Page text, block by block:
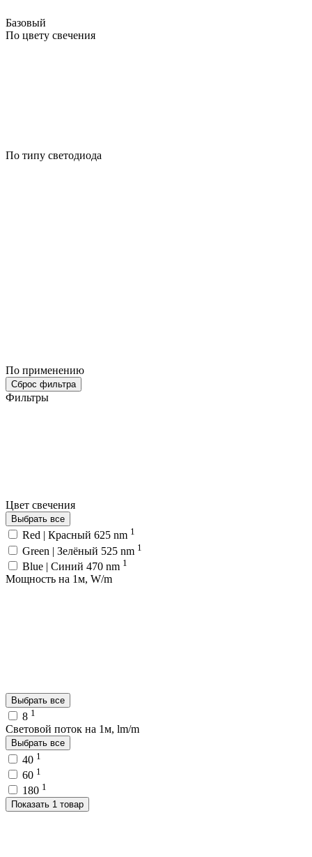
Базовый
По цвету свечения
По типу светодиода
По применению
Сброс фильтра
Фильтры
Цвет свечения
Выбрать все
Red | Красный 625 nm 1
Green | Зелёный 525 nm 1
Blue | Синий 470 nm 1
Мощность на 1м, W/m
Выбрать все
8 1
Световой поток на 1м, lm/m
Выбрать все
40 1
60 1
180 1
Показать 1 товар